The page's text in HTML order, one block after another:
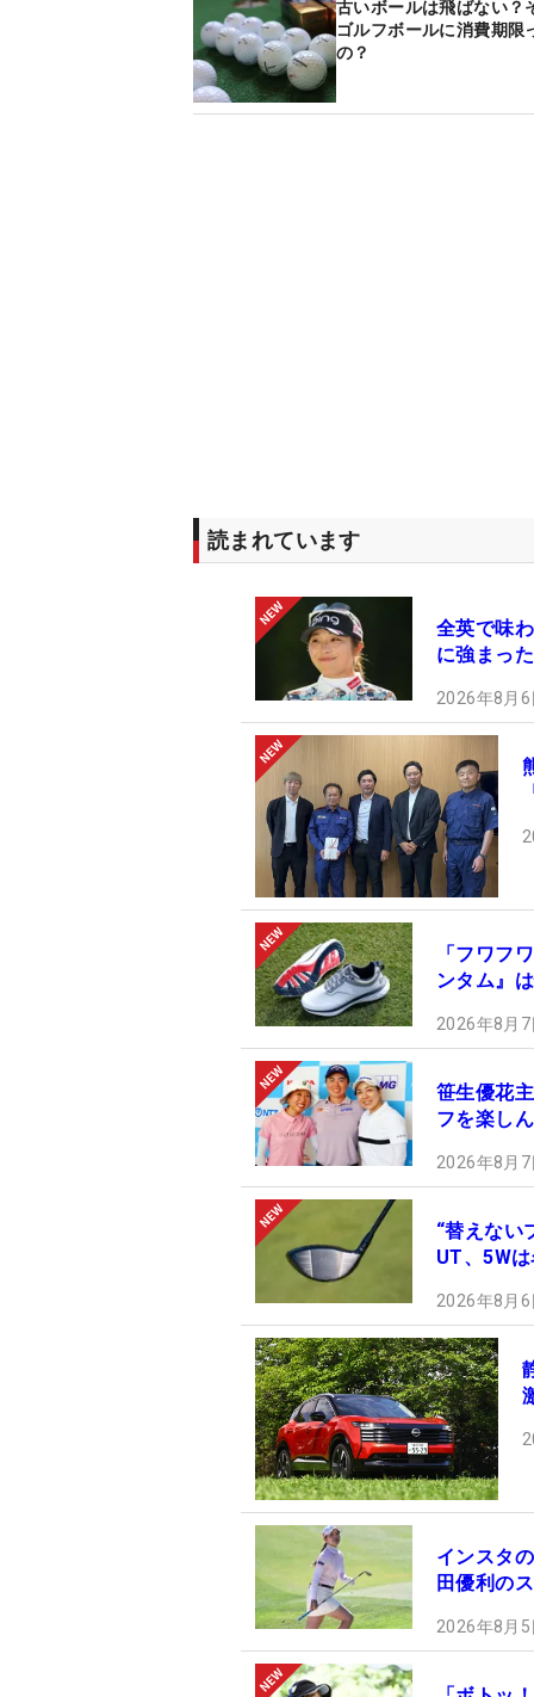
古いボールは飛ばない？
ゴルフボールに消費期限
の？
読まれています
全英で味
に強まっ
2026年8月
「フワフ
ンタム』
2026年8月
笹生優花
フを楽し
2026年8月
“替えない
UT、5W
2026年8月
インスタ
田優利の
2026年8月